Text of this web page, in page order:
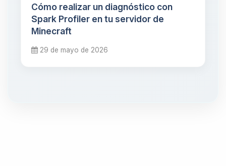
Cómo realizar un diagnóstico con
Spark Profiler en tu servidor de
Minecraft
29 de mayo de 2026